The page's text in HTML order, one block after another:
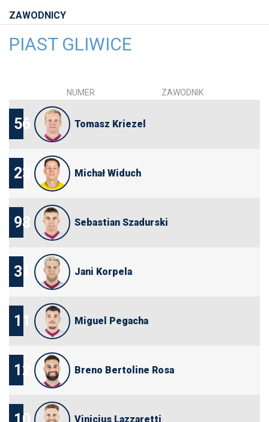
ZAWODNICY
PIAST GLIWICE
NUMER ZAWODNIK
56 Tomasz Kriezel
23 Michał Widuch
98 Sebastian Szadurski
31 Jani Korpela
11 Miguel Pegacha
12 Breno Bertoline Rosa
Vinicius Lazzaretti